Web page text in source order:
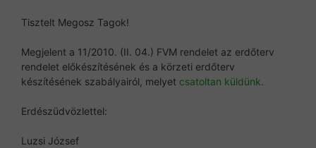
Tisztelt Megosz Tagok!
Megjelent a 11/2010. (II. 04.) FVM rendelet az erdőterv
rendelet előkészítésének és a körzeti erdőterv
készítésének szabályairól, melyet csatoltan küldünk.
Erdészüdvözlettel:
Luzsi József